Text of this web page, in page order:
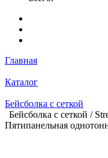
Главная
Каталог
Бейсболка с сеткой
Бейсболка с сеткой /
Пятипанельная